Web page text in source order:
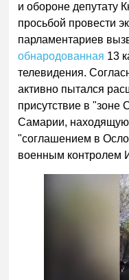
и обороне депутату
просьбой провести
парламентариев
обнародованная 13
телевидения.
активно пытался
присутствие в "зоне
Самарии,
"соглашением в
военным контролем